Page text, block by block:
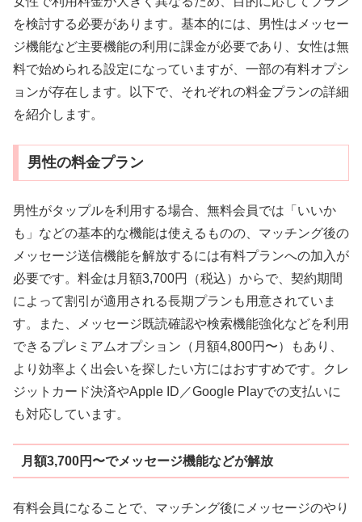
を検討する必要があります。基本的には、男性はメッセー
ジ機能など主要機能の利用に課金が必要であり、女性は無
料で始められる設定になっていますが、一部の有料オプシ
ョンが存在します。以下で、それぞれの料金プランの詳細
を紹介します。
男性の料金プラン
男性がタップルを利用する場合、無料会員では「いいか
も」などの基本的な機能は使えるものの、マッチング後の
メッセージ送信機能を解放するには有料プランへの加入が
必要です。料金は月額3,700円（税込）からで、契約期間
によって割引が適用される長期プランも用意されていま
す。また、メッセージ既読確認や検索機能強化などを利用
できるプレミアムオプション（月額4,800円〜）もあり、
より効率よく出会いを探したい方にはおすすめです。クレ
ジットカード決済やApple ID／Google Playでの支払いに
も対応しています。
月額3,700円〜でメッセージ機能などが解放
有料会員になることで、マッチング後にメッセージのやり